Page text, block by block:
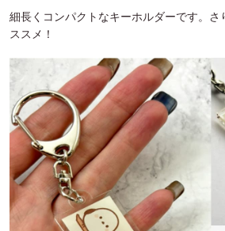
細長くコンパクトなキーホルダーです。
ススメ！